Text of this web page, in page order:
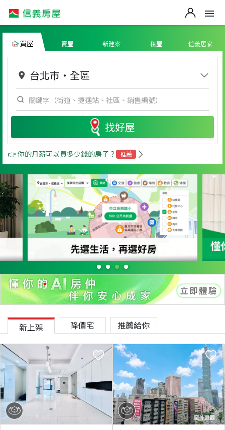
買屋 賣屋 新建案 租屋 信義居家
台北市 ・ 全區
找好屋
👉 你的月薪可以買多少錢的房子？ 推薦
新上架 降價宅 推薦給你